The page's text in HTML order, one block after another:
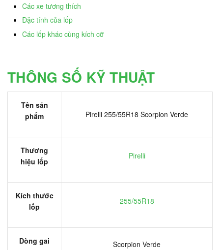
Các xe tương thích
Đặc tính của lốp
Các lốp khác cùng kích cỡ
THÔNG SỐ KỸ THUẬT
Tên sản
phẩm
Pirelli 255/55R18 Scorpion Verde
Thương
hiệu lốp
Pirelli
Kích thước
lốp
255/55R18
Dòng gai Scorpion Verde